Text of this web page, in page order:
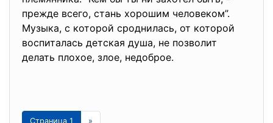
прежде всего, стань хорошим человеком”.
Музыка, с которой сроднилась, от которой
воспиталась детская душа, не позволит
делать плохое, злое, недоброе.
Страница 1 »